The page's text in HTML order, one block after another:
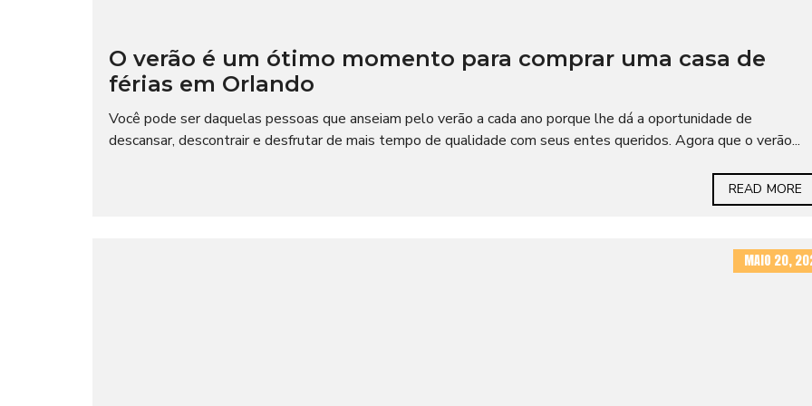
O verão é um ótimo momento para comprar uma casa de
férias em Orlando
Você pode ser daquelas pessoas que anseiam pelo verão a cada ano porque lhe dá a oportunidade de
descansar, descontrair e desfrutar de mais tempo de qualidade com seus entes queridos. Agora que o verão...
READ MORE
MAIO 20,